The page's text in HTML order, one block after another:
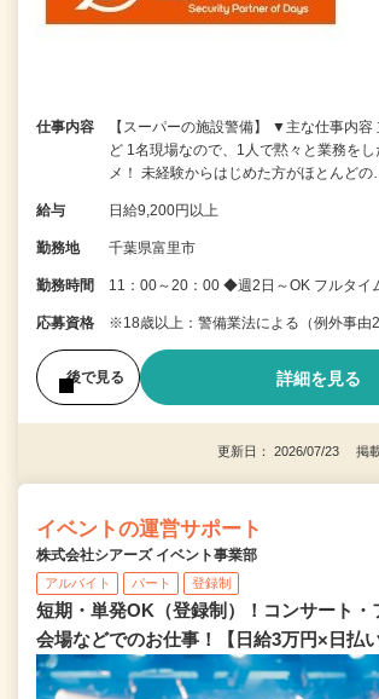
仕事内容
【スーパーの施設警備】 ▼主な仕事内
ど 1名現場なので、1人で黙々と業務をし
メ！ 未経験からはじめた方がほとんどの…
給与 日給9,200円以上
勤務地 千葉県富里市
勤務時間 11：00～20：00 ◆週2日～OK フルタイ
応募資格 ※18歳以上：警備業法による（例外事由2
後で見る 詳細を見る
更新日： 2026/07/23 掲
イベントの運営サポート
株式会社シアーズ イベント事業部
アルバイト パート 登録制
短期・単発OK（登録制）！コンサート・
会場などでのお仕事！【日給3万円×日払い